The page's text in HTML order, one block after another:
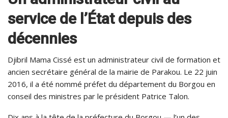
service de l’État depuis des
décennies
Djibril Mama Cissé est un administrateur civil de formation et
ancien secrétaire général de la mairie de Parakou. Le 22 juin
2016, il a été nommé préfet du département du Borgou en
conseil des ministres par le président Patrice Talon.